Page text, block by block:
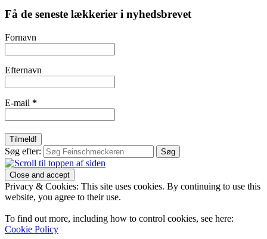
Få de seneste lækkerier i nyhedsbrevet
Fornavn
Efternavn
E-mail *
Søg efter:
Privacy & Cookies: This site uses cookies. By continuing to use this
website, you agree to their use.
To find out more, including how to control cookies, see here:
Cookie Policy